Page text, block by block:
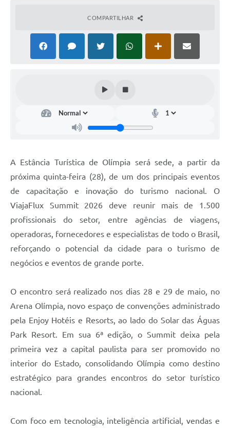
COMPARTILHAR
A Estância Turística de Olímpia será sede, a partir da
próxima quinta-feira (28), de um dos principais eventos
de capacitação e inovação do turismo nacional. O
ViajaFlux Summit 2026 deve reunir mais de 1.500
profissionais do setor, entre agências de viagens,
operadoras, fornecedores e especialistas de todo o Brasil,
reforçando o potencial da cidade para o turismo de
negócios e eventos de grande porte.
O encontro será realizado nos dias 28 e 29 de maio, no
Arena Olímpia, novo espaço de convenções administrado
pela Enjoy Hotéis e Resorts, ao lado do Solar das Águas
Park Resort. Em sua 6ª edição, o Summit deixa pela
primeira vez a capital paulista para ser promovido no
interior do Estado, consolidando Olímpia como destino
estratégico para grandes encontros do setor turístico
nacional.
Com foco em tecnologia, inteligência artificial, vendas e